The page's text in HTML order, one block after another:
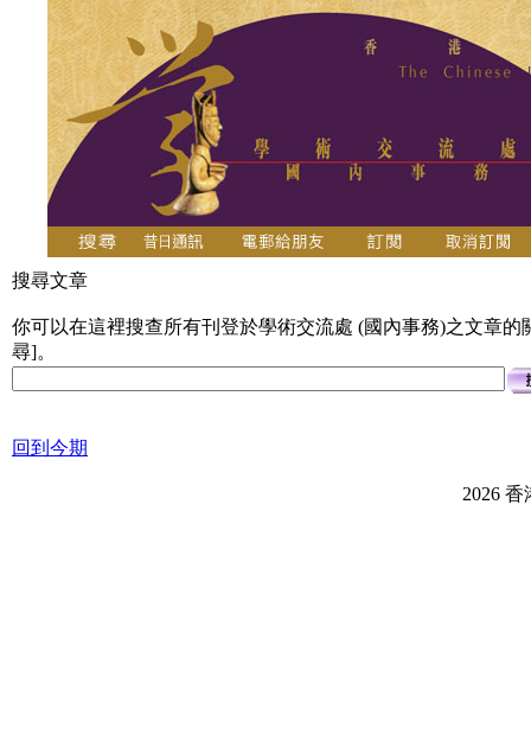
搜尋文章
你可以在這裡搜查所有刊登於學術交流處 (國內事務)之文章
尋]。
回到今期
2026